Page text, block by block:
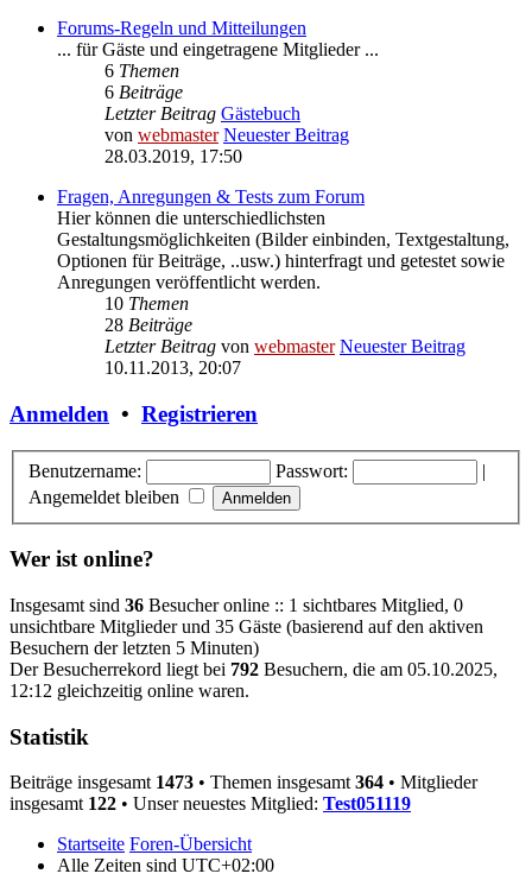
Forums-Regeln und Mitteilungen
... für Gäste und eingetragene Mitglieder ...
6 Themen
6 Beiträge
Letzter Beitrag Gästebuch
von webmaster Neuester Beitrag
28.03.2019, 17:50
Fragen, Anregungen & Tests zum Forum
Hier können die unterschiedlichsten
Gestaltungsmöglichkeiten (Bilder einbinden, Textgestaltung,
Optionen für Beiträge, ..usw.) hinterfragt und getestet sowie
Anregungen veröffentlicht werden.
10 Themen
28 Beiträge
Letzter Beitrag von webmaster Neuester Beitrag
10.11.2013, 20:07
Anmelden • Registrieren
Benutzername: Passwort:
|
Angemeldet bleiben
Wer ist online?
Insgesamt sind 36 Besucher online :: 1 sichtbares Mitglied, 0
unsichtbare Mitglieder und 35 Gäste (basierend auf den aktiven
Besuchern der letzten 5 Minuten)
Der Besucherrekord liegt bei 792 Besuchern, die am 05.10.2025,
12:12 gleichzeitig online waren.
Statistik
Beiträge insgesamt 1473 • Themen insgesamt 364 • Mitglieder
insgesamt 122 • Unser neuestes Mitglied: Test051119
Startseite Foren-Übersicht
Alle Zeiten sind UTC+02:00